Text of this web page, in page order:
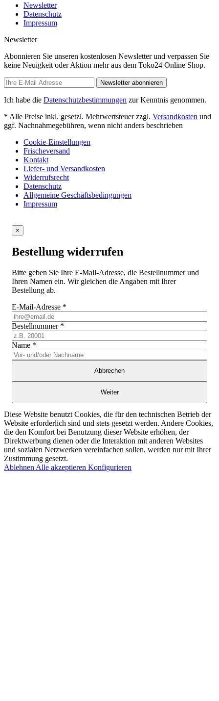
Newsletter
Datenschutz
Impressum
Newsletter
Abonnieren Sie unseren kostenlosen Newsletter und verpassen Sie
keine Neuigkeit oder Aktion mehr aus dem Toko24 Online Shop.
Newsletter abonnieren
Ich habe die Datenschutzbestimmungen zur Kenntnis genommen.
* Alle Preise inkl. gesetzl. Mehrwertsteuer zzgl. Versandkosten und
ggf. Nachnahmegebühren, wenn nicht anders beschrieben
Cookie-Einstellungen
Frischeversand
Kontakt
Liefer- und Versandkosten
Widerrufsrecht
Datenschutz
Allgemeine Geschäftsbedingungen
Impressum
×
Bestellung widerrufen
Bitte geben Sie Ihre E-Mail-Adresse, die Bestellnummer und
Ihren Namen ein. Wir gleichen die Angaben mit Ihrer
Bestellung ab.
E-Mail-Adresse *
Bestellnummer *
Name *
Abbrechen
Weiter
Diese Website benutzt Cookies, die für den technischen Betrieb der
Website erforderlich sind und stets gesetzt werden. Andere Cookies,
die den Komfort bei Benutzung dieser Website erhöhen, der
Direktwerbung dienen oder die Interaktion mit anderen Websites
und sozialen Netzwerken vereinfachen sollen, werden nur mit Ihrer
Zustimmung gesetzt.
Ablehnen Alle akzeptieren Konfigurieren